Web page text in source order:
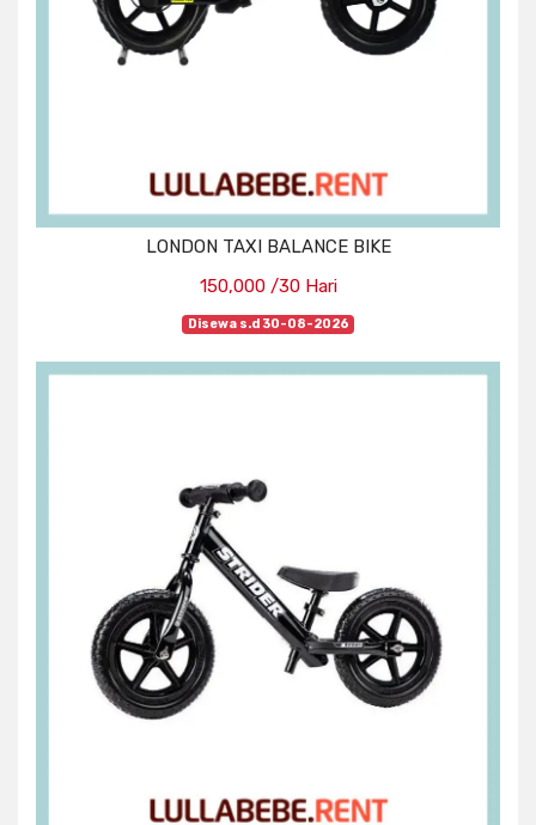
LONDON TAXI BALANCE BIKE
150,000 /30 Hari
Disewa s.d 30-08-2026